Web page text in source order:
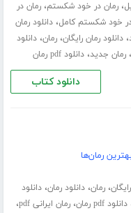
،رمان در خود شکستم،رمان در
،دانلود رمان
،دانلود رمان رایگان،رمان،دانلود
،رمان جدید،دانلود pdf رمان
دانلود کتاب
رمان‌ها
،رمان،دانلود رمان،دانلود
دانلود pdf رمان ،رمان ایرانی pdf ،